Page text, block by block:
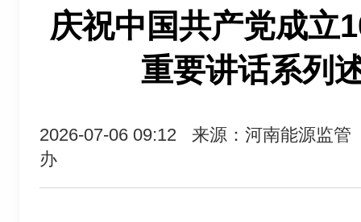
庆祝中国共产党成立
重要讲话系列
2026-07-06 09:12
来源：河南能源监管
办